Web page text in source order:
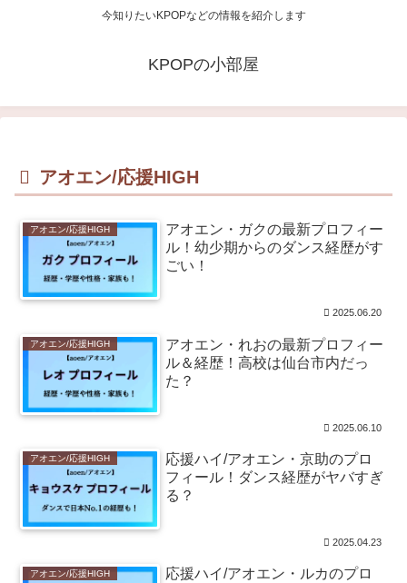
今知りたいKPOPなどの情報を紹介します
KPOPの小部屋
アオエン/応援HIGH
アオエン/応援HIGH
アオエン・ガクの最新プロフィー
ル！幼少期からのダンス経歴がす
ごい！
2025.06.20
アオエン/応援HIGH
アオエン・れおの最新プロフィー
ル＆経歴！高校は仙台市内だっ
た？
2025.06.10
アオエン/応援HIGH
応援ハイ/アオエン・京助のプロ
フィール！ダンス経歴がヤバすぎ
る？
2025.04.23
アオエン/応援HIGH
応援ハイ/アオエン・ルカのプロ